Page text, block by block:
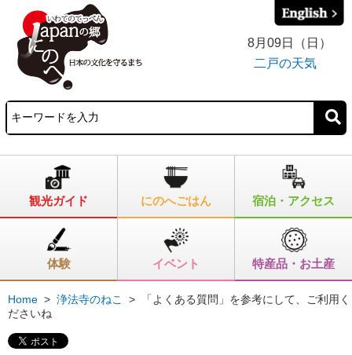
8月09日（日）
二戸の天気
観光ガイド にのへごはん 宿泊・アクセス
体験 イベント 特産品・お土産
Home > 浄法寺のねこ >
「よくある質問」を参考にして、ご利用く
ださいね